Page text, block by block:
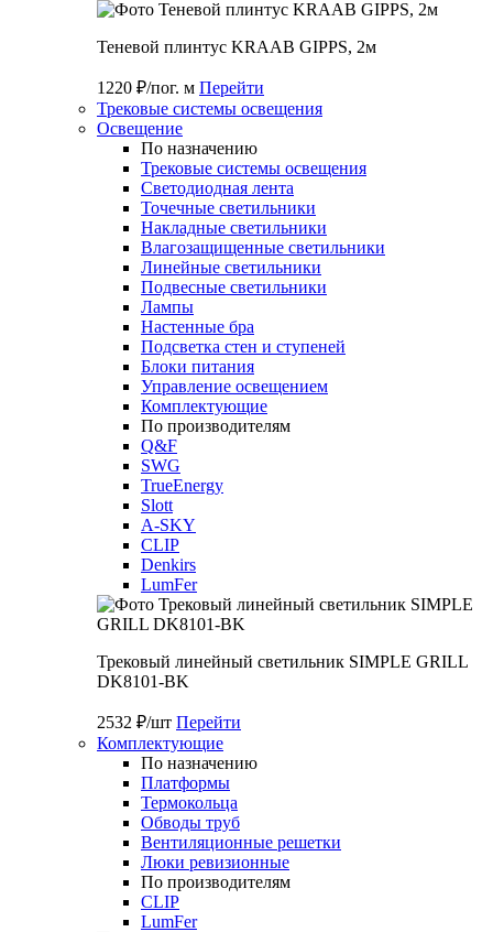
Теневой плинтус KRAAB GIPPS, 2м
1220 ₽/пог. м Перейти
Трековые системы освещения
Освещение
По назначению
Трековые системы освещения
Светодиодная лента
Точечные светильники
Накладные светильники
Влагозащищенные светильники
Линейные светильники
Подвесные светильники
Лампы
Настенные бра
Подсветка стен и ступеней
Блоки питания
Управление освещением
Комплектующие
По производителям
Q&F
SWG
TrueEnergy
Slott
A-SKY
CLIP
Denkirs
LumFer
Трековый линейный светильник SIMPLE GRILL
DK8101-BK
2532 ₽/шт Перейти
Комплектующие
По назначению
Платформы
Термокольца
Обводы труб
Вентиляционные решетки
Люки ревизионные
По производителям
CLIP
LumFer